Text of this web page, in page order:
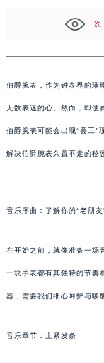
次
伯爵腕表，作为钟表界的璀
无数表迷的心。然而，即
伯爵腕表可能会出现“罢工”
解决伯爵腕表久置不走的秘
音乐序曲：了解你的“老朋友
在开始之前，就像准备一
一块手表都有其独特的节奏
器，需要我们细心呵护与唤
音乐章节：上紧发条